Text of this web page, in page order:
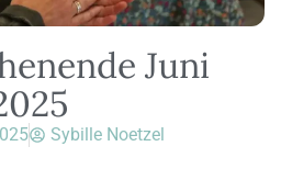
Juni
Sybille Noetzel